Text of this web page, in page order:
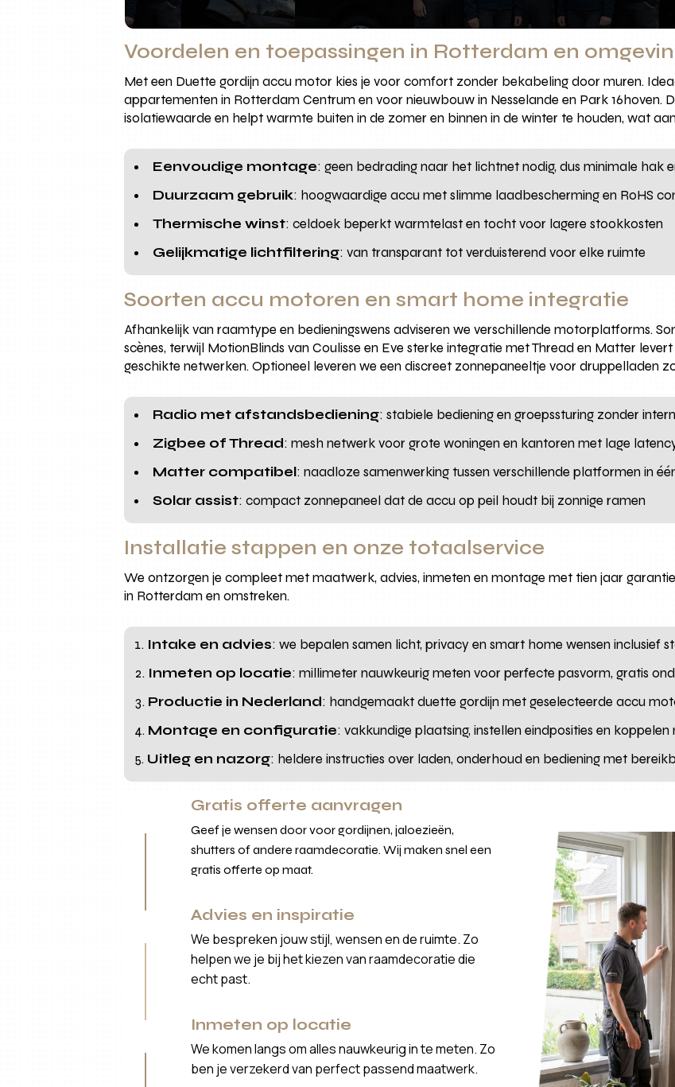
Voordelen en toepassingen in Rotterdam en
Met een Duette gordijn accu motor kies je voor comfort zonder bekabeling door muren.
appartementen in Rotterdam Centrum en voor nieuwbouw in Nesselande en Park 16hoven.
isolatiewaarde en helpt warmte buiten in de zomer en binnen in de winter te houden, wat
Eenvoudige montage: geen bedrading naar het lichtnet nodig, dus minimale hak
Duurzaam gebruik: hoogwaardige accu met slimme laadbescherming en RoHS
Thermische winst: celdoek beperkt warmtelast en tocht voor lagere stookkosten
Gelijkmatige lichtfiltering: van transparant tot verduisterend voor elke ruimte
Soorten accu motoren en smart home integratie
Afhankelijk van raamtype en bedieningswens adviseren we verschillende motorplatforms.
scènes, terwijl MotionBlinds van Coulisse en Eve sterke integratie met Thread en Matter
geschikte netwerken. Optioneel leveren we een discreet zonnepaneeltje voor druppelladen
Radio met afstandsbediening: stabiele bediening en groepssturing zonder
Zigbee of Thread: mesh netwerk voor grote woningen en kantoren met lage
Matter compatibel: naadloze samenwerking tussen verschillende platformen in
Solar assist: compact zonnepaneel dat de accu op peil houdt bij zonnige ramen
Installatie stappen en onze totaalservice
We ontzorgen je compleet met maatwerk, advies, inmeten en montage met tien jaar
in Rotterdam en omstreken.
Intake en advies: we bepalen samen licht, privacy en smart home wensen inclusief
Inmeten op locatie: millimeter nauwkeurig meten voor perfecte pasvorm, gratis
Productie in Nederland: handgemaakt duette gordijn met geselecteerde accu
Montage en configuratie: vakkundige plaatsing, instellen eindposities en
Uitleg en nazorg: heldere instructies over laden, onderhoud en bediening met
Gratis offerte aanvragen
Geef je wensen door voor gordijnen, jaloezieën,
shutters of andere raamdecoratie. Wij maken snel een
gratis offerte op maat.
Advies en inspiratie
We bespreken jouw stijl, wensen en de ruimte. Zo
helpen we je bij het kiezen van raamdecoratie die
echt past.
Inmeten op locatie
We komen langs om alles nauwkeurig in te meten. Zo
ben je verzekerd van perfect passend maatwerk.